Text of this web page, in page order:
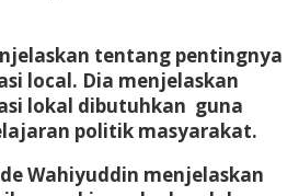
tentang pentingnya
local. Dia menjelaskan
lokal dibutuhkan guna
politik masyarakat.
Wahiyuddin menjelaskan